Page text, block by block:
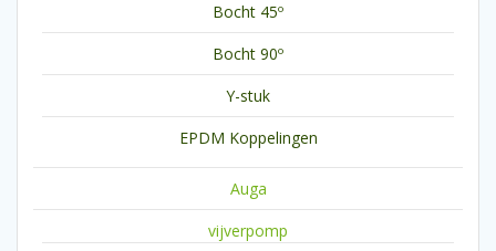
Bocht 45º
Bocht 90º
Y-stuk
EPDM Koppelingen
Auga
vijverpomp